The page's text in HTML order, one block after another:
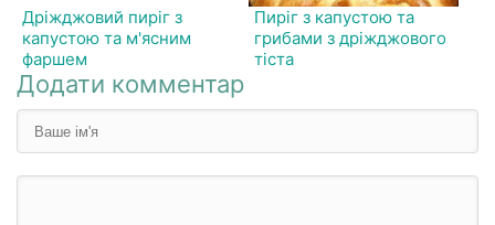
Дріжджовий пиріг з
капустою та м'ясним
фаршем
Пиріг з капустою та
грибами з дріжджового
тіста
Додати комментар